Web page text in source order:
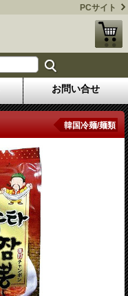
PCサイト
お問い合せ
韓国冷麺/麺類